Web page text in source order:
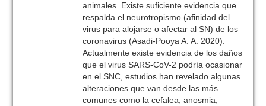
animales. Existe suficiente evidencia que
respalda el neurotropismo (afinidad del
virus para alojarse o afectar al SN) de los
coronavirus (Asadi-Pooya A. A. 2020).
Actualmente existe evidencia de los daños
que el virus SARS-CoV-2 podría ocasionar
en el SNC, estudios han revelado algunas
alteraciones que van desde las más
comunes como la cefalea, anosmia,